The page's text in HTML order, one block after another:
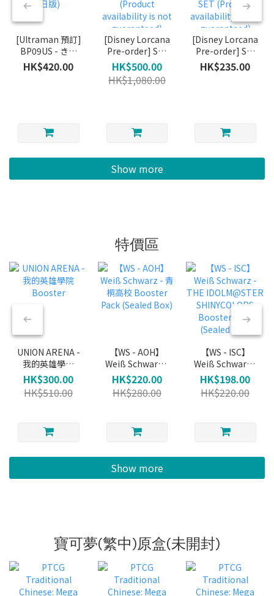
[Ultraman 預訂]
BP09US - きた
ぞ！われらの ウ
ルトラセット
HK$420.00
[Disney Lorcana
Pre-order] Set
14 - Hyperia
City - Booster
Box (Product
HK$500.00
HK$1,080.00
[Disney Lorcana
Pre-order] Set
14 - Hyperia
City - 2-PLAYER
guaranteed)
HK$235.00
Show more
特價區
UNION ARENA -
我的英雄學院
Booster
HK$300.00
HK$510.00
【WS - AOH】
Weiß Schwarz -
青桐高校
Booster Pack
(Sealed Box)
HK$220.00
HK$280.00
【WS - ISC】
Weiß Schwarz -
THE
IDOLM@STER
SHINYCOLORS
HK$198.00
HK$220.00
Show more
寶可夢(繁中)原盒(未開封)